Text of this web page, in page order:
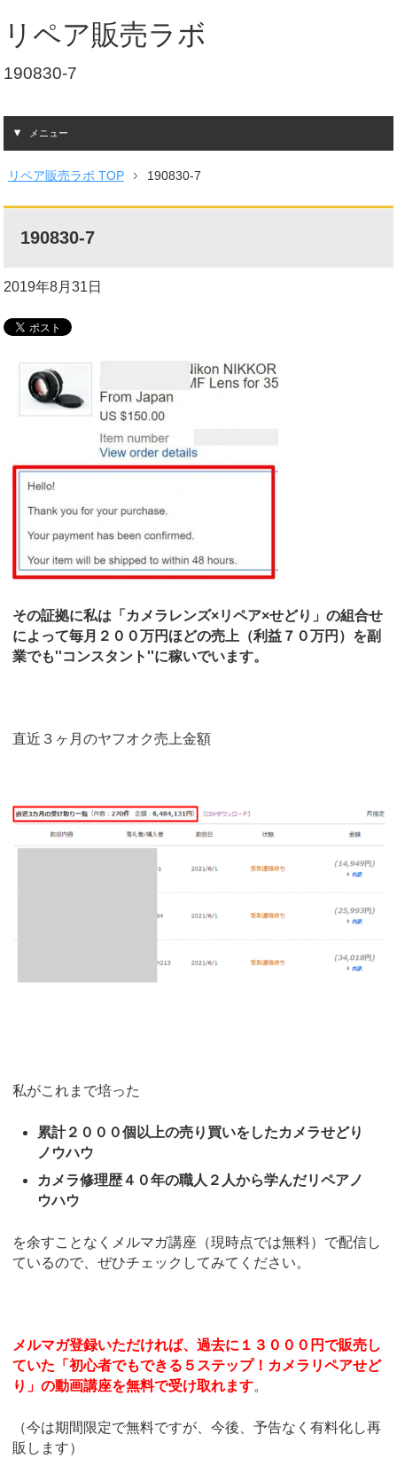
リペア販売ラボ
190830-7
メニュー
リペア販売ラボ TOP 190830-7
190830-7
2019年8月31日
その証拠に私は「カメラレンズ×リペア×せどり」の組合せ
によって毎月２００万円ほどの売上（利益７０万円）を副
業でも''コンスタント''に稼いでいます。
直近３ヶ月のヤフオク売上金額
私がこれまで培った
累計２０００個以上の売り買いをしたカメラせどり
ノウハウ
カメラ修理歴４０年の職人２人から学んだリペアノ
ウハウ
を余すことなくメルマガ講座（現時点では無料）で配信し
ているので、ぜひチェックしてみてください。
メルマガ登録いただければ、過去に１３０００円で販売し
ていた「初心者でもできる５ステップ！カメラリペアせど
り」の動画講座を無料で受け取れます。
（今は期間限定で無料ですが、今後、予告なく有料化し再
販します）